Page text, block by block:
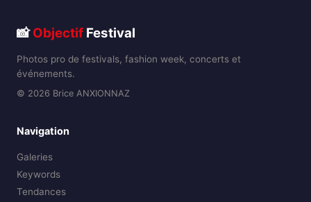
📸Objectif Festival
Photos pro de festivals, fashion week, concerts et
événements.
© 2026 Brice ANXIONNAZ
Navigation
Galeries
Keywords
Tendances